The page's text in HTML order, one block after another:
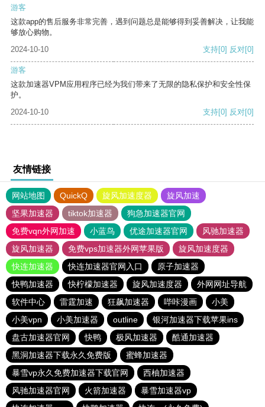
游客
这款app的售后服务非常完善，遇到问题总是能够得到妥善解决，让我能
够放心购物。
2024-10-10
支持[0] 反对[0]
游客
这款加速器VPM应用程序已经为我们带来了无限的隐私保护和安全性保
护。
2024-10-10
支持[0] 反对[0]
友情链接
网站地图 QuickQ 旋风加速度器
旋风加速
坚果加速器
tiktok加速器
狗急加速器官网
免费vqn外网加速
小蓝鸟 优途加速器官网
风驰加速器
旋风加速器
免费vps加速器外网苹果版
旋风加速度器
快连加速器
快连加速器官网入口
原子加速器
快鸭加速器
快柠檬加速器 旋风加速度器
外网网址导航
软件中心
雷霆加速 狂飙加速器 哔咔漫画
小美
小美vpn
小美加速器 outline
银河加速器下载苹果ins
盘古加速器官网
快鸭 极风加速器
酷通加速器
黑洞加速器下载永久免费版
蜜蜂加速器
暴雪vp永久免费加速器下载官网
西柚加速器
风驰加速器官网
火箭加速器
暴雪加速器vp